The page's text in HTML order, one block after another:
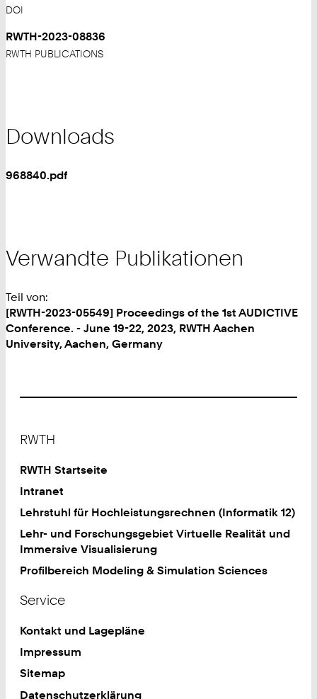
DOI
RWTH-2023-08836
RWTH PUBLICATIONS
Downloads
968840.pdf
Verwandte Publikationen
Teil von:
[RWTH-2023-05549] Proceedings of the 1st AUDICTIVE
Conference. - June 19-22, 2023, RWTH Aachen
University, Aachen, Germany
RWTH
RWTH Startseite
Intranet
Lehrstuhl für Hochleistungsrechnen (Informatik 12)
Lehr- und Forschungsgebiet Virtuelle Realität und
Immersive Visualisierung
Profilbereich Modeling & Simulation Sciences
Service
Kontakt und Lagepläne
Impressum
Sitemap
Datenschutzerklärung